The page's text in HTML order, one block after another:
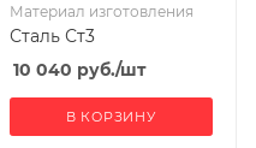
Материал изготовления
Сталь Ст3
10 040 руб./шт
В КОРЗИНУ